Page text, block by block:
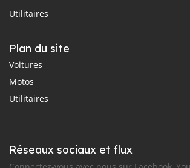
Utilitaires
Plan du site
Voitures
Motos
Utilitaires
Réseaux sociaux et flux